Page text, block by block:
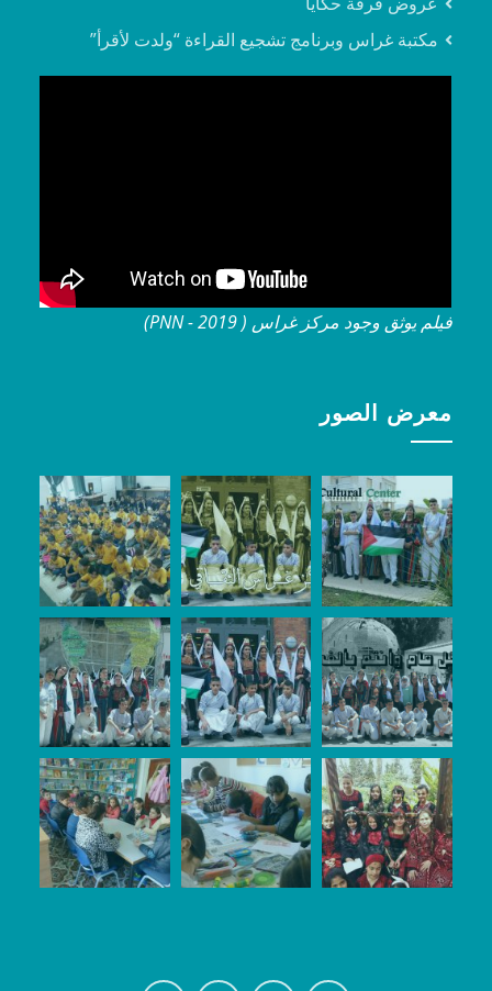
مكتبة غراس وبرنامج تشجيع القراءة “ولدت لأقرأ”
فيلم يوثق وجود مركز غراس ( 2019 - PNN)
معرض الصور